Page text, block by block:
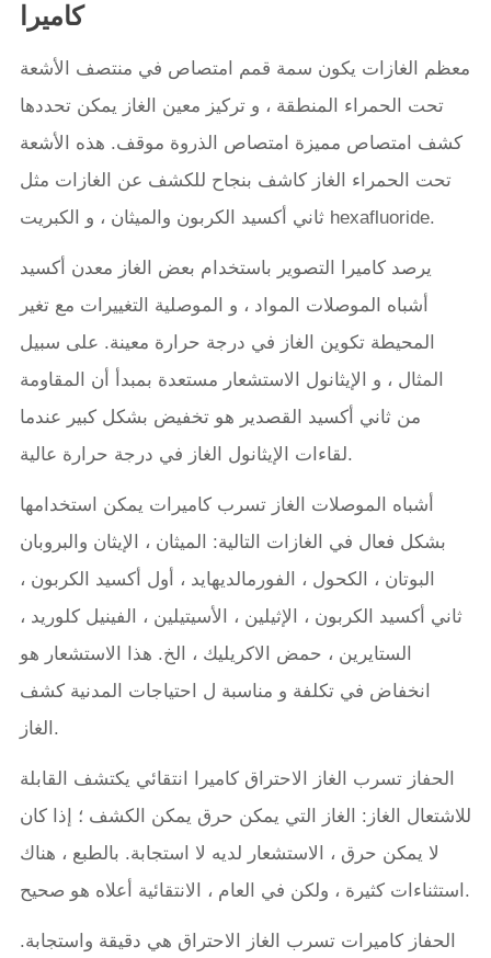
كاميرا
معظم الغازات يكون سمة قمم امتصاص في منتصف الأشعة
تحت الحمراء المنطقة ، و تركيز معين الغاز يمكن تحددها
كشف امتصاص مميزة امتصاص الذروة موقف. هذه الأشعة
تحت الحمراء الغاز كاشف بنجاح للكشف عن الغازات مثل
ثاني أكسيد الكربون والميثان ، و الكبريت hexafluoride.
يرصد كاميرا التصوير باستخدام بعض الغاز معدن أكسيد
أشباه الموصلات المواد ، و الموصلية التغييرات مع تغير
المحيطة تكوين الغاز في درجة حرارة معينة. على سبيل
المثال ، و الإيثانول الاستشعار مستعدة بمبدأ أن المقاومة
من ثاني أكسيد القصدير هو تخفيض بشكل كبير عندما
لقاءات الإيثانول الغاز في درجة حرارة عالية.
أشباه الموصلات الغاز تسرب كاميرات يمكن استخدامها
بشكل فعال في الغازات التالية: الميثان ، الإيثان والبروبان
البوتان ، الكحول ، الفورمالديهايد ، أول أكسيد الكربون ،
ثاني أكسيد الكربون ، الإثيلين ، الأسيتيلين ، الفينيل كلوريد ،
الستايرين ، حمض الاكريليك ، الخ. هذا الاستشعار هو
انخفاض في تكلفة و مناسبة ل احتياجات المدنية كشف
الغاز.
الحفاز تسرب الغاز الاحتراق كاميرا انتقائي يكتشف القابلة
للاشتعال الغاز: الغاز التي يمكن حرق يمكن الكشف ؛ إذا كان
لا يمكن حرق ، الاستشعار لديه لا استجابة. بالطبع ، هناك
استثناءات كثيرة ، ولكن في العام ، الانتقائية أعلاه هو صحيح.
الحفاز كاميرات تسرب الغاز الاحتراق هي دقيقة واستجابة.